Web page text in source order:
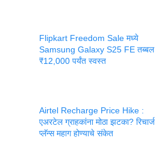
Flipkart Freedom Sale मध्ये
Samsung Galaxy S25 FE तब्बल
₹12,000 पर्यंत स्वस्त
Airtel Recharge Price Hike :
एअरटेल ग्राहकांना मोठा झटका? रिचार्ज
प्लॅन्स महाग होण्याचे संकेत